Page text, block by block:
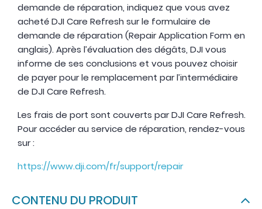
demande de réparation, indiquez que vous avez
acheté DJI Care Refresh sur le formulaire de
demande de réparation (Repair Application Form en
anglais). Après l’évaluation des dégâts, DJI vous
informe de ses conclusions et vous pouvez choisir
de payer pour le remplacement par l’intermédiaire
de DJI Care Refresh.
Les frais de port sont couverts par DJI Care Refresh.
Pour accéder au service de réparation, rendez-vous
sur :
https://www.dji.com/fr/support/repair
CONTENU DU PRODUIT